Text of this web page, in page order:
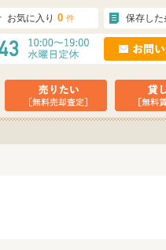
お気に入り 0 件 保存した